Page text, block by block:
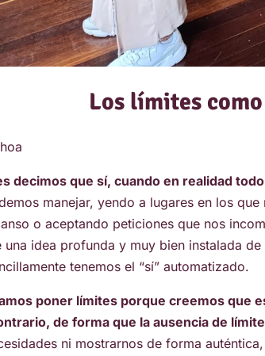
Los límites
decimos que sí, cuando en realidad
manejar, yendo a lugares en los
o aceptando peticiones que nos
una idea profunda y muy bien instalada
tenemos el “sí” automatizado.
poner límites porque creemos que
de forma que la ausencia de
ni mostrarnos de forma